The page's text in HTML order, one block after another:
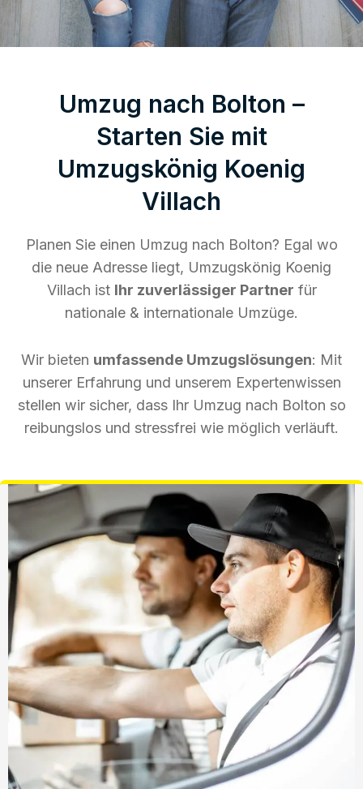
Umzug nach Bolton –
Starten Sie mit
Umzugskönig Koenig
Villach
Planen Sie einen Umzug nach Bolton? Egal wo
die neue Adresse liegt, Umzugskönig Koenig
Villach ist Ihr zuverlässiger Partner für
nationale & internationale Umzüge.
Wir bieten umfassende Umzugslösungen: Mit
unserer Erfahrung und unserem Expertenwissen
stellen wir sicher, dass Ihr Umzug nach Bolton so
reibungslos und stressfrei wie möglich verläuft.